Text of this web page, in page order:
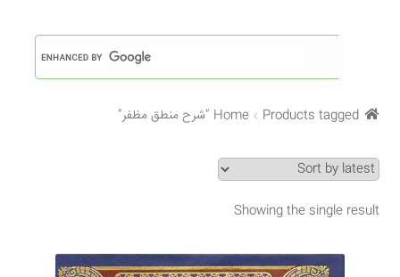
Checkout
My account
Search Results
Shop
برگه نمونه
Home Products tagged “شرح منطق مظفر”
Showing the single result